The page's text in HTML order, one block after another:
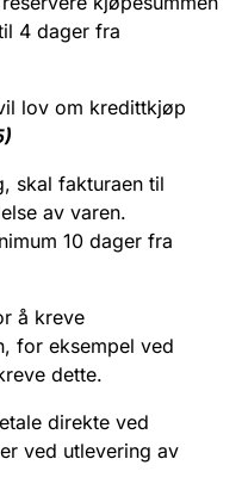
4 dager fra
lov om kredittkjøp
skal fakturaen til
av varen.
10 dager fra
å kreve
for eksempel ved
dette.
direkte ved
ved utlevering av